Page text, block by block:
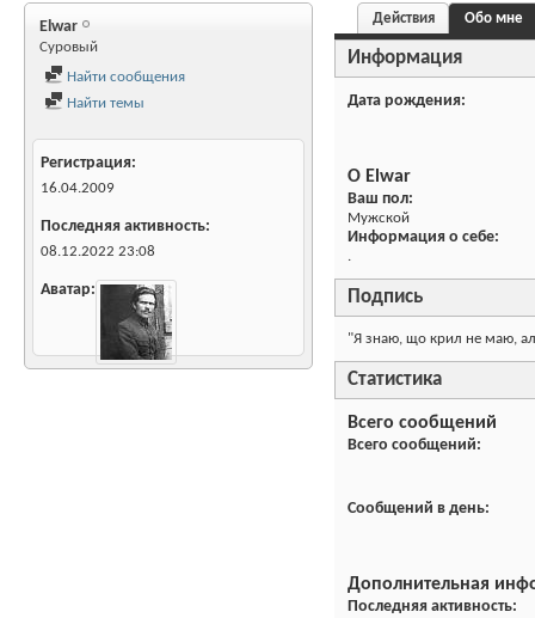
Elwar
Суровый
Найти сообщения
Найти темы
Регистрация
16.04.2009
Последняя активность
08.12.2022 23:08
Аватар
Действия Обо мне
Информация
Дата рождения
О Elwar
Ваш пол:
Мужской
Информация о себе:
.
Подпись
"Я знаю, що крил не маю,
Статистика
Всего сообщений
Всего сообщений
Сообщений в день
Дополнительная
Последняя активность